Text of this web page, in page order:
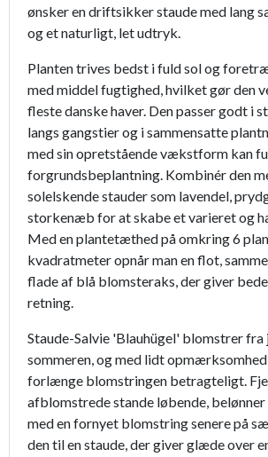
ønsker en driftsikker staude med lang
og et naturligt, let udtryk.
Planten trives bedst i fuld sol og
med middel fugtighed, hvilket gør den
fleste danske haver. Den passer godt i
langs gangstier og i sammensatte
med sin opretstående vækstform kan
forgrundsbeplantning. Kombinér den
solelskende stauder som lavendel,
storkenæb for at skabe et varieret og
Med en plantetæthed på omkring 6
kvadratmeter opnår man en flot,
flade af blå blomsteraks, der giver
retning.
Staude-Salvie 'Blauhügel' blomstrer fra
sommeren, og med lidt opmærksomhed
forlænge blomstringen betragteligt.
afblomstrede stande løbende,
med en fornyet blomstring senere på
den til en staude, der giver glæde over